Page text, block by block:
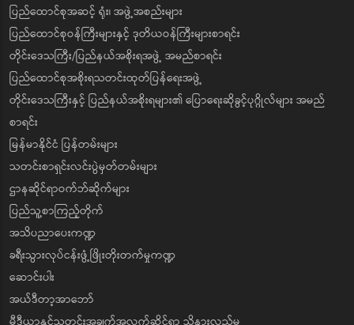
ပြည်ထောင်စုအဆင့် ရုံး၊ အဖွဲ့အစည်းများ
ပြည်ထောင်စုဝန်ကြီးများနှင့် ဒုတိယဝန်ကြီးများစာရင်း
တိုင်းဒေသကြီး/ပြည်နယ်အစိုးရအဖွဲ့ အမည်စာရင်း
ပြည်ထောင်စုအစိုးရသတင်းထုတ်ပြန်ရေးအဖွဲ့
တိုင်းဒေသကြီးနှင့် ပြည်နယ်အစိုးရများ၏ ပြောရေးဆိုခွင့်ပုဂ္ဂိုလ်များ အမည်
စာရင်း
မြန်မာနိုင်ငံ ပြန်တမ်းများ
သတင်းစာရှင်းလင်းပွဲမှတ်တမ်းများ
ဌာနဆိုင်ရာဝက်ဘ်ဆိုက်များ
ပြည်သူ့စာကြည့်တိုက်
အသိပညာပေးကဏ္ဍ
ခရီးသွားလုပ်ငန်းဖွံ့ဖြိုးတိုးတက်မှုကဏ္ဍ
ဆောင်းပါး
အယ်ဒီတာ့အာဘော်